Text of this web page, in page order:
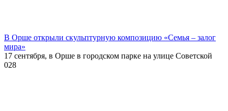
В Орше открыли скульптурную композицию «Семья – залог
мира»
17 сентября, в Орше в городском парке на улице Советской
028